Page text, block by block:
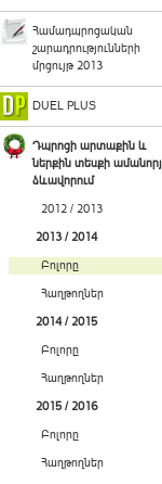
Համադպրոցական
շարադրությունների
մրցույթ 2013
DUEL PLUS
Դպրոցի արտաքին և
ներքին տեսքի
ձևավորում
2012 / 2013
2013 / 2014
Բոլորը
Հաղթողներ
2014 / 2015
Բոլորը
Հաղթողներ
2015 / 2016
Բոլորը
Հաղթողներ